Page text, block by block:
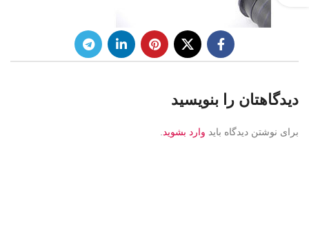
دیدگاهتان را بنویسید
برای نوشتن دیدگاه باید وارد بشوید